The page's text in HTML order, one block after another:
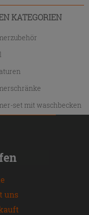
KATEGORIEN
set mit waschbecken
uns